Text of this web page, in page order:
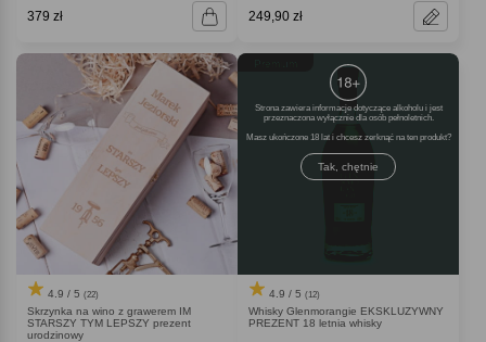
379 zł 249,90 zł
4.9 / 5 (22)
Skrzynka na wino z grawerem IM
STARSZY TYM LEPSZY prezent
urodzinowy
Strona zawiera informacje dotyczące alkoholu i jest
przeznaczona wyłącznie dla osób pełnoletnich.
Masz ukończone 18 lat i chcesz zerknąć na ten produkt
Tak, chętnie
4.9 / 5 (12)
Whisky Glenmorangie EKSKLUZYWNY
PREZENT 18 letnia whisky